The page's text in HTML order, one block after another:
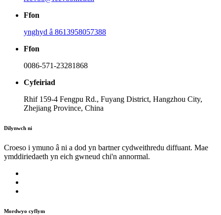
Ffon
ynghyd â 8613958057388
Ffon
0086-571-23281868
Cyfeiriad
Rhif 159-4 Fengpu Rd., Fuyang District, Hangzhou City,
Zhejiang Province, China
Dilynwch ni
Croeso i ymuno â ni a dod yn bartner cydweithredu diffuant. Mae
ymddiriedaeth yn eich gwneud chi'n annormal.
Mordwyo cyflym